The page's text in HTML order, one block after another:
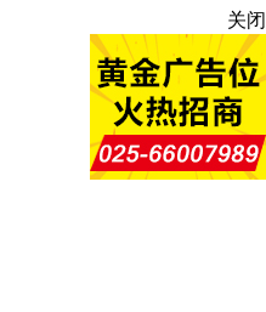
关闭